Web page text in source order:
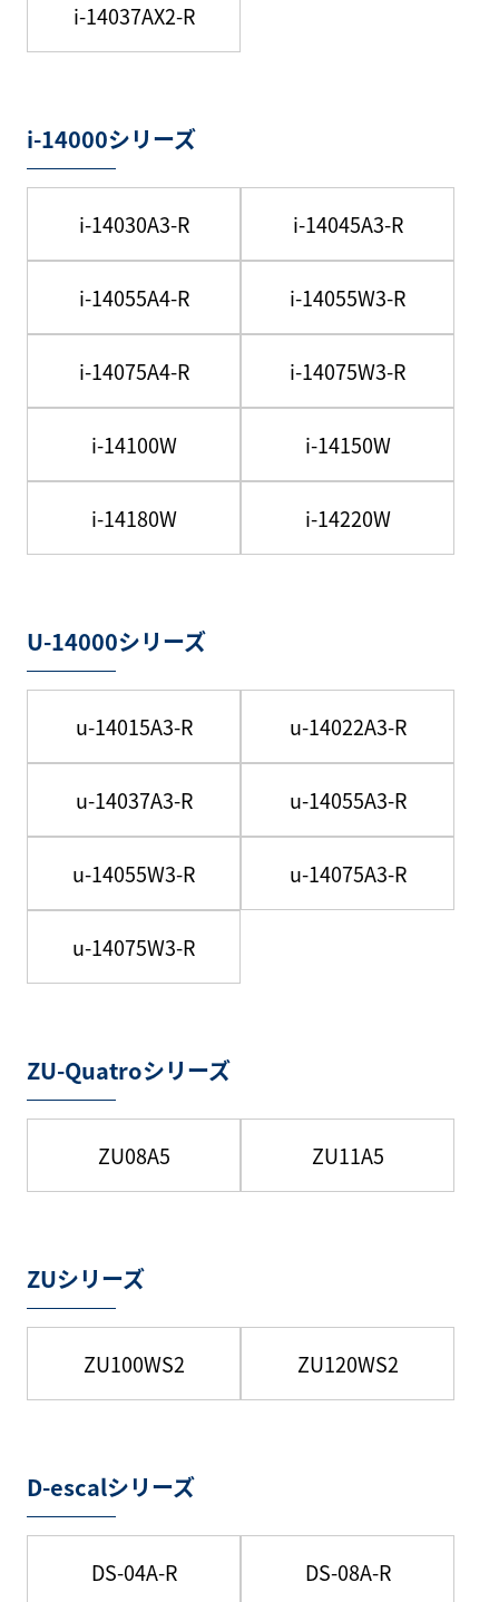
i-14037AX2-R
i-14000シリーズ
i-14030A3-R i-14045A3-R
i-14055A4-R i-14055W3-R
i-14075A4-R i-14075W3-R
i-14100W i-14150W
i-14180W i-14220W
U-14000シリーズ
u-14015A3-R u-14022A3-R
u-14037A3-R u-14055A3-R
u-14055W3-R u-14075A3-R
u-14075W3-R
ZU-Quatroシリーズ
ZU08A5 ZU11A5
ZUシリーズ
ZU100WS2 ZU120WS2
D-escalシリーズ
DS-04A-R DS-08A-R